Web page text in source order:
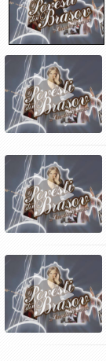
La Ţintă
Subiecte grele
Dialoguri cu Ghişe
Bucuria Credinţei
Replica Braşovului
Contact